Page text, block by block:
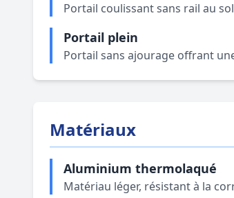
Portail coulissant sans rail au
Portail plein
Portail sans ajourage offrant
Matériaux
Aluminium thermolaqué
Matériau léger, résistant à la